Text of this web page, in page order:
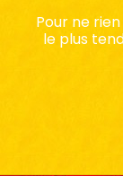
Pour ne
le plus